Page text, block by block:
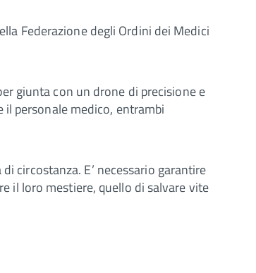
Federazione degli Ordini dei Medici
giunta con un drone di precisione e
personale medico, entrambi
circostanza. E’ necessario garantire
il loro mestiere, quello di salvare vite